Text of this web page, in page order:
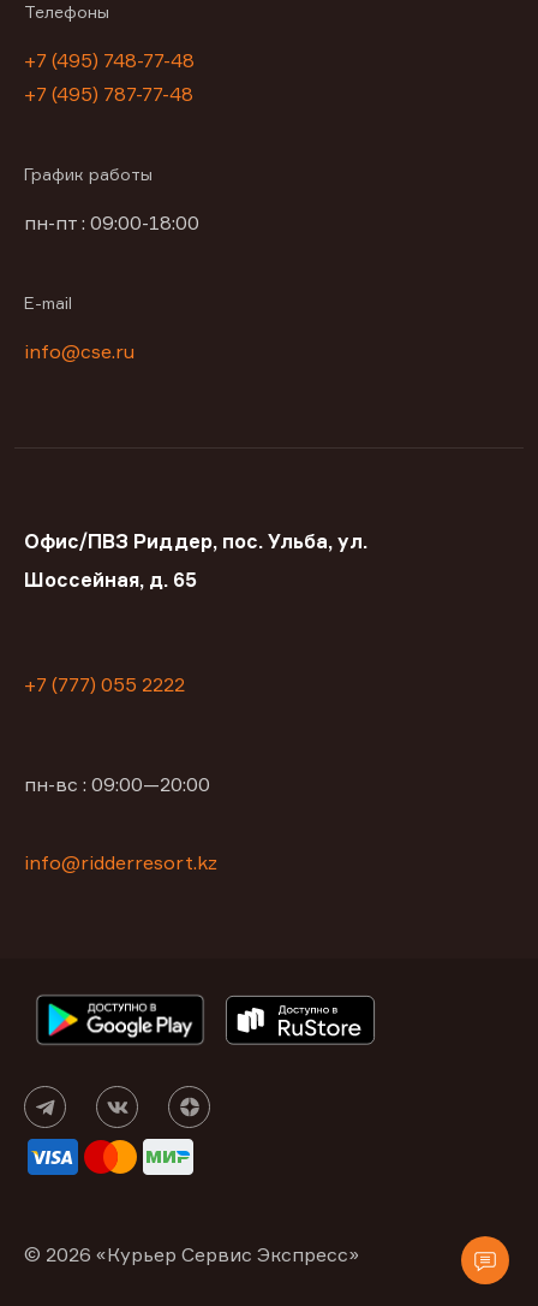
Телефоны
+7 (495) 748-77-48
+7 (495) 787-77-48
График работы
пн-пт : 09:00-18:00
E-mail
info@cse.ru
Офис/ПВЗ Риддер, пос. Ульба, ул.
Шоссейная, д. 65
+7 (777) 055 2222
пн-вс : 09:00—20:00
info@ridderresort.kz
© 2026 «Курьер Сервис Экспресс»